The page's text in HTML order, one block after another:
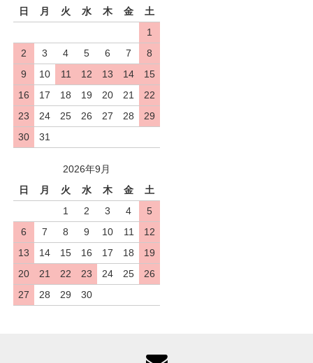
日
月 火 水 木 金
土
1
2
3 4 5 6 7
8
9
10 11 12 13 14
15
16
17 18 19 20 21
22
23
24 25 26 27 28
29
30
31
2026年9月
日
月 火 水 木 金
土
1
2 3 4
5
6
7 8 9 10 11
12
13
14 15 16 17 18
19
20
21 22 23 24 25
26
27
28 29 30